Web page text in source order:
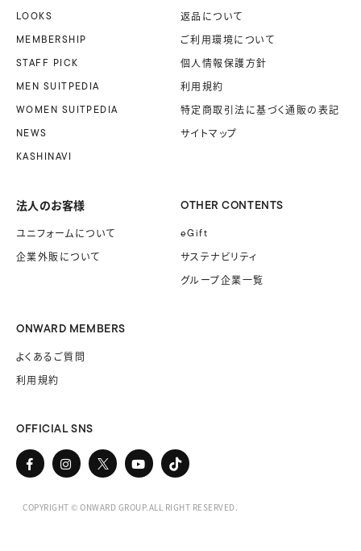
LOOKS
MEMBERSHIP
STAFF PICK
MEN SUITPEDIA
WOMEN SUITPEDIA
NEWS
KASHINAVI
返品について
ご利用環境について
個人情報保護方針
利用規約
特定商取引法に基づく通販の表記
サイトマップ
法人のお客様
ユニフォームについて
企業外販について
OTHER CONTENTS
eGift
サステナビリティ
グループ企業一覧
ONWARD MEMBERS
よくあるご質問
利用規約
OFFICIAL SNS
COPYRIGHT © ONWARD GROUP.ALL RIGHT RESERVED.